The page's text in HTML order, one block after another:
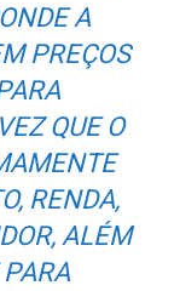
A
PREÇOS
QUE O
RENDA,
ALÉM